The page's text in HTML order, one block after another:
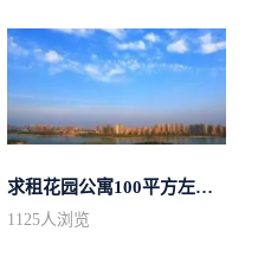
求租花园公寓100平方左右，电梯房
1125人浏览